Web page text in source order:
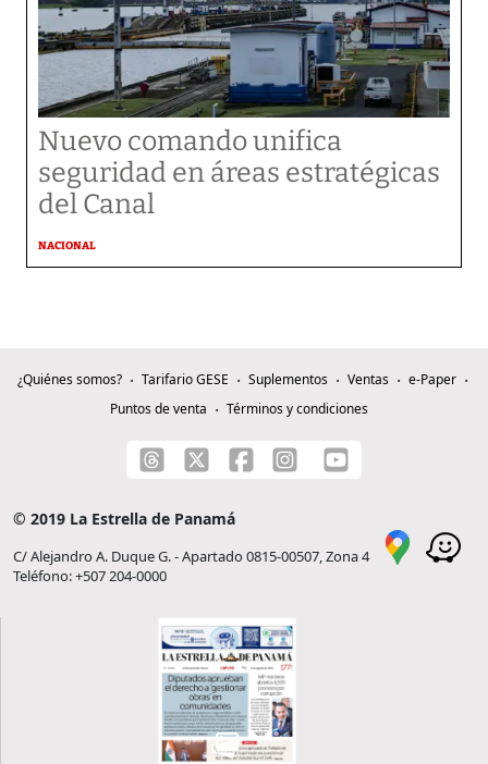
Nuevo comando unifica
seguridad en áreas estratégicas
del Canal
NACIONAL
¿Quiénes somos? Tarifario GESE Suplementos Ventas
e-Paper
Puntos de venta
Términos y condiciones
© 2019 La Estrella de Panamá
C/ Alejandro A. Duque G. - Apartado 0815-00507, Zona 4
Teléfono: +507 204-0000